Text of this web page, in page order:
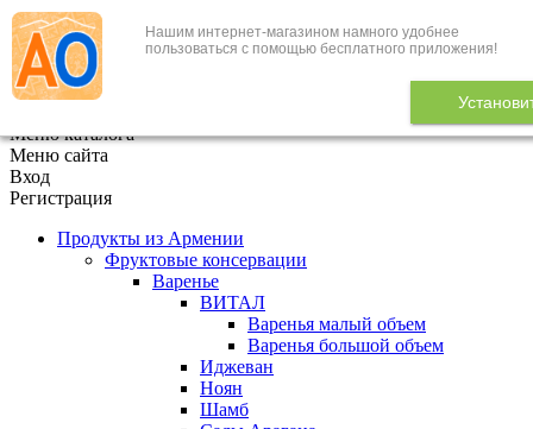
Нашим интернет-магазином намного удобнее
пользоваться с помощью бесплатного приложения!
+7 (495) 646-888-1
В корзине 0
Меню каталога
Меню сайта
Вход
Регистрация
Продукты из Армении
Фруктовые консервации
Варенье
ВИТАЛ
Варенья малый объем
Варенья большой объем
Иджеван
Ноян
Шамб